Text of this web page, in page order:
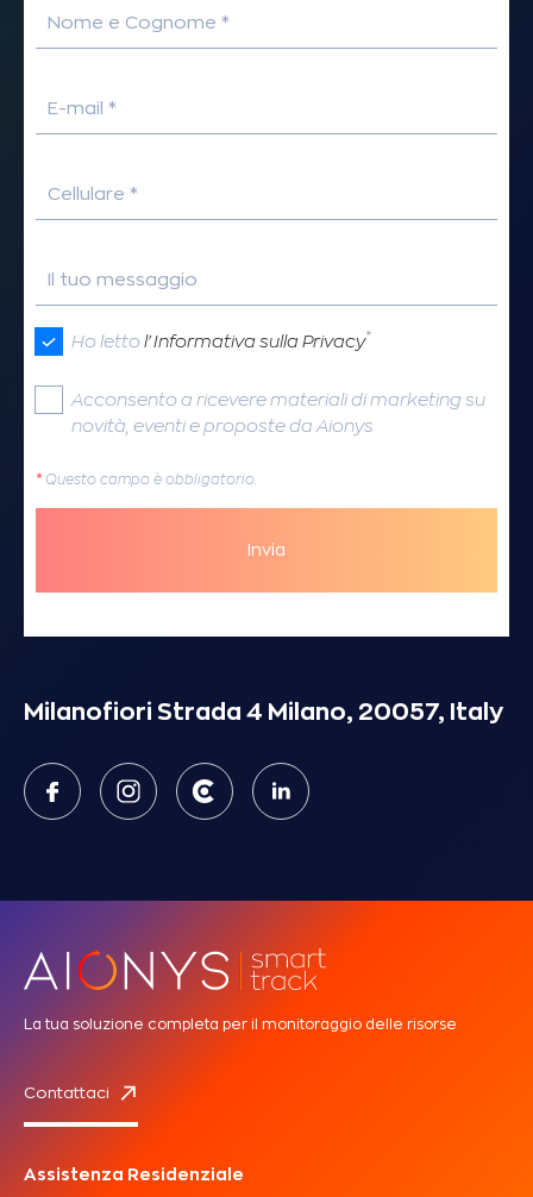
Nome e Cognome *
E-mail *
Cellulare *
Il tuo messaggio
Ho letto l'Informativa sulla Privacy*
Acconsento a ricevere materiali di marketing su
novità, eventi e proposte da Aionys
* Questo campo è obbligatorio.
Invia
Milanofiori Strada 4 Milano, 20057, Italy
La tua soluzione completa per il monitoraggio delle risorse
Contattaci
Assistenza Residenziale